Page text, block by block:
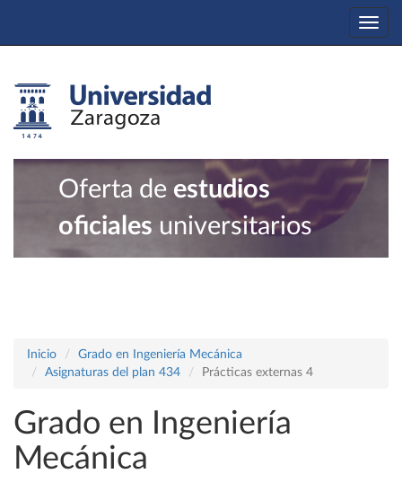
Oferta de estudios
oficiales universitarios
Inicio
Grado en Ingeniería Mecánica
Asignaturas del plan 434
Prácticas externas 4
Grado en Ingeniería
Mecánica